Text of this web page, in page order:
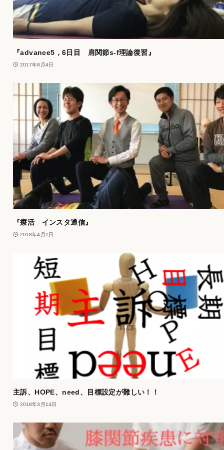
『advance5，6日目 肩関節s-f理論復習』
2017年8月4日
『療活 インスタ通信』
2018年4月1日
主訴、HOPE、need、目標設定が難しい！！
2018年3月14日